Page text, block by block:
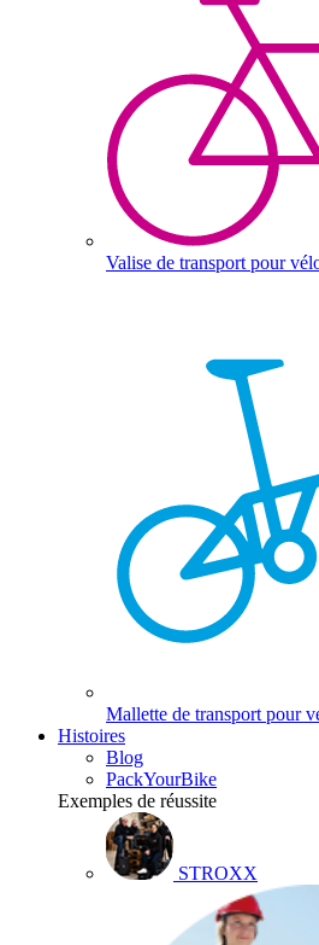
Valise de transport pour
Mallette de transport pour
Histoires
Blog
PackYourBike
Exemples de réussite
STROXX